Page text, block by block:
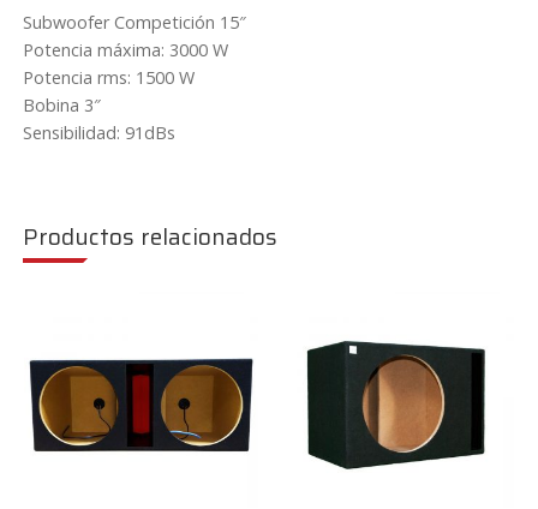
Subwoofer Competición 15″
Potencia máxima: 3000 W
Potencia rms: 1500 W
Bobina 3″
Sensibilidad: 91dBs
Productos relacionados